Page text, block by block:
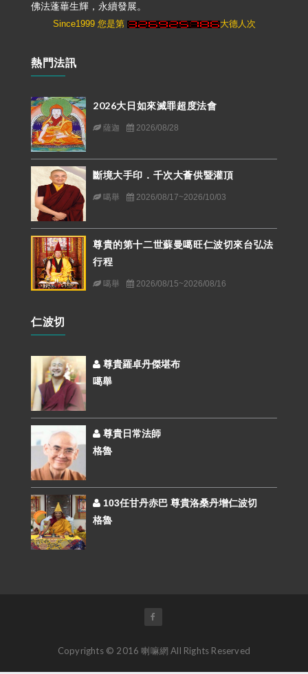
佛法蓬蓽生輝，永續發展。
Since1999 您是第 大德人次
熱門法訊
2026大日如來滅罪超度法會
薩迦 2026/08/28
斷境大手印．千次大薈供暨灌頂
噶舉 2026/08/17~2026/10/03
尊貴的第十二世蘇曼噶旺仁波切來台弘法
行程
噶舉 2026/08/15~2026/08/16
仁波切
尊貴羅卓丹傑堪布
噶舉
尊貴日常法師
格魯
103任甘丹赤巴 尊貴洛桑丹增仁波切
格魯
Copyrights © 2016 喇嘛網 All Rights Reserved